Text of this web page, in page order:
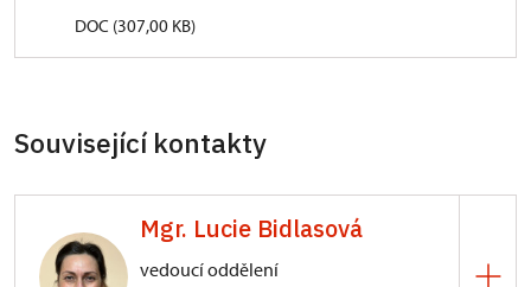
DOC (307,00 KB)
Související kontakty
Mgr. Lucie Bidlasová
vedoucí oddělení